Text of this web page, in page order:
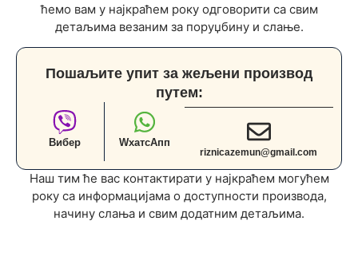
ћемо вам у најкраћем року одговорити са свим
детаљима везаним за поруџбину и слање.
Пошаљите упит за жељени производ
путем:
Вибер WхатсАпп
riznicazemun@gmail.com
Наш тим ће вас контактирати у најкраћем могућем
року са информацијама о доступности производа,
начину слања и свим додатним детаљима.